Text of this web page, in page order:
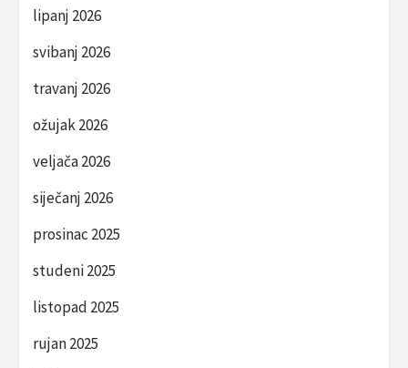
lipanj 2026
svibanj 2026
travanj 2026
ožujak 2026
veljača 2026
siječanj 2026
prosinac 2025
studeni 2025
listopad 2025
rujan 2025